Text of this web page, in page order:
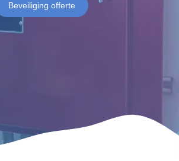
Beveiliging offerte